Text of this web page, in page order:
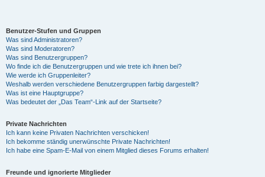
V
i
d
Benutzer-Stufen und Gruppen
Was sind Administratoren?
Was sind Moderatoren?
Was sind Benutzergruppen?
Wo finde ich die Benutzergruppen und wie trete ich ihnen bei?
Wie werde ich Gruppenleiter?
Weshalb werden verschiedene Benutzergruppen farbig dargestellt?
Was ist eine Hauptgruppe?
Was bedeutet der „Das Team“-Link auf der Startseite?
Private Nachrichten
Ich kann keine Privaten Nachrichten verschicken!
Ich bekomme ständig unerwünschte Private Nachrichten!
Ich habe eine Spam-E-Mail von einem Mitglied dieses Forums erhalten!
Freunde und ignorierte Mitglieder